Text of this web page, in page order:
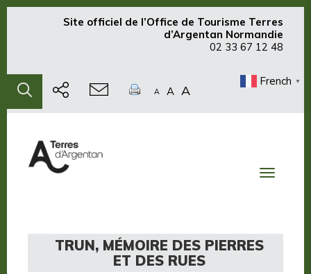
Site officiel de l’Office de Tourisme Terres
d’Argentan Normandie
02 33 67 12 48
A A A
French ▼
Toggle
TRUN, MÉMOIRE DES PIERRES
ET DES RUES